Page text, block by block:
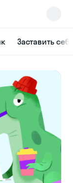
Заставить